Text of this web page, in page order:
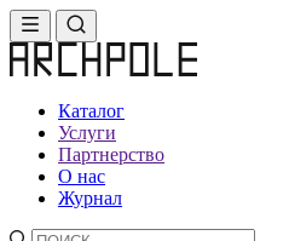
Каталог
Услуги
Партнерство
О нас
Журнал